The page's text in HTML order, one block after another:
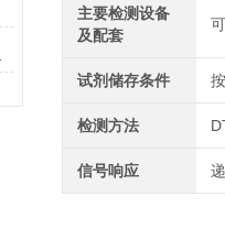
主要检测设备
及配套
试剂储存条件
检测方法
信号响应